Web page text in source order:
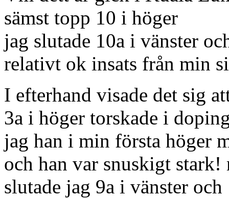
sämst topp 10 i höger
jag slutade 10a i vänster
relativt ok insats från min
I efterhand visade det sig
3a i höger torskade i
jag han i min första höger
och han var snuskigt
slutade jag 9a i vänster